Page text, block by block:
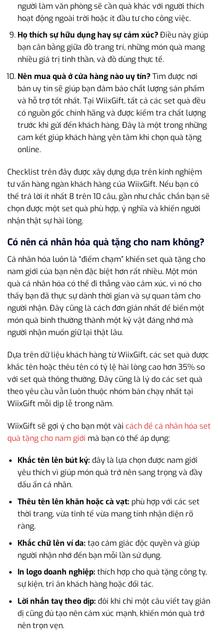
người làm văn phòng sẽ cần quà khác với người thích
hoạt động ngoài trời hoặc ít đầu tư cho công việc.
Họ thích sự hữu dụng hay sự cảm xúc?Điều này giúp
bạn cân bằng giữa đồ trang trí, những món quà mang
nhiều giá trị tinh thần, và đồ dùng thực tế.
Nên mua quà ở cửa hàng nào uy tín?Tìm được nơi
bán uy tín sẽ giúp bạn đảm bảo chất lượng sản phẩm
và hỗ trợ tốt nhất. Tại WiixGift, tất cả các set quà đều
có nguồn gốc chính hãng và được kiểm tra chất lượng
trước khi gửi đến khách hàng. Đây là một trong những
cam kết giúp khách hàng yên tâm khi chọn quà tặng
online.
Checklist trên đây được xây dựng dựa trên kinh nghiệm
tư vấn hàng ngàn khách hàng của WiixGift. Nếu bạn có
thể trả lời ít nhất 8 trên 10 câu, gần như chắc chắn bạn sẽ
chọn được một set quà phù hợp, ý nghĩa và khiến người
nhận thật sự hài lòng.
Có nên cá nhân hóa quà tặng cho nam không?
Cá nhân hóa luôn là “điểm chạm” khiến set quà tặng cho
nam giới của bạn nên đặc biệt hơn rất nhiều. Một món
quà cá nhân hóa có thể đi thẳng vào cảm xúc, vì nó cho
thấy bạn đã thực sự dành thời gian và sự quan tâm cho
người nhận. Đây cũng là cách đơn giản nhất để biến một
món quà bình thường thành một kỷ vật đáng nhớ mà
người nhận muốn giữ lại thật lâu.
Dựa trên dữ liệu khách hàng từ WiixGift, các set quà được
khắc tên hoặc thêu tên có tỷ lệ hài lòng cao hơn 35% so
với set quà thông thường. Đây cũng là lý do các set quà
theo yêu cầu vẫn luôn thuộc nhóm bán chạy nhất tại
WiixGift mỗi dịp lễ trong năm.
WiixGift sẽ gợi ý cho bạn một vài cách để cá nhân hóa set
quà tặng cho nam giới mà bạn có thể áp dụng:
Khắc tên lên bút ký: đây là lựa chọn được nam giới
yêu thích vì giúp món quà trở nên sang trọng và đầy
dấu ấn cá nhân.
Thêu tên lên khăn hoặc cà vạt: phù hợp với các set
thời trang, vừa tinh tế vừa mang tính nhận diện rõ
ràng.
Khắc chữ lên ví da: tạo cảm giác độc quyền và giúp
người nhận nhớ đến bạn mỗi lần sử dụng.
In logo doanh nghiệp: thích hợp cho quà tặng công ty,
sự kiện, tri ân khách hàng hoặc đối tác.
Lời nhắn tay theo dịp: đôi khi chỉ một câu viết tay giản
dị cũng đủ tạo nên cảm xúc mạnh, khiến món quà trở
nên trọn vẹn.